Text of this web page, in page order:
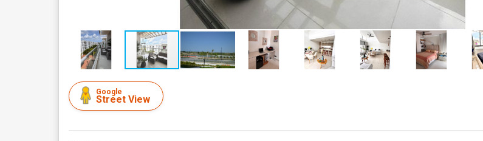
Google
Street View